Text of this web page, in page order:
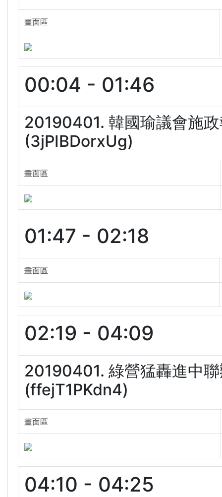
畫面區
00:04 - 01:46
20190401. 韓國瑜議會施
(3jPIBDorxUg)
畫面區
01:47 - 02:18
畫面區
02:19 - 04:09
20190401. 綠營猛轟進中
(ffejT1PKdn4)
畫面區
04:10 - 04:25